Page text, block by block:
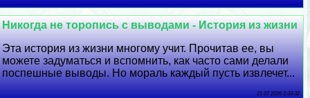
Никогда не торопись с выводами - История из жизни
Эта история из жизни многому учит. Прочитав ее, вы
можете задуматься и вспомнить, как часто сами делали
поспешные выводы. Но мораль каждый пусть извлечет...
21 07 2026 2:33:32